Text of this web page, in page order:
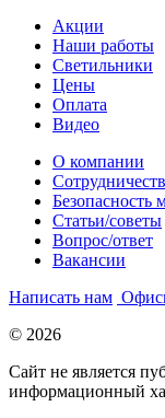
Акции
Наши работы
Светильники
Цены
Оплата
Видео
О компании
Безопасность
Статьи/советы
Вопрос/ответ
Вакансии
Написать нам
© 2026
Сайт не является
информационный